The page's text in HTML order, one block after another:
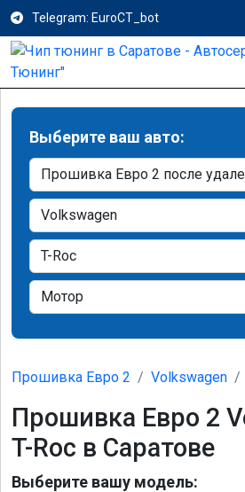
Telegram: EuroCT_bot
Выберите ваш авто:
Прошивка Евро 2 Volkswagen
Прошивка Евро 2
T-Roc в Саратове
Выберите вашу модель: